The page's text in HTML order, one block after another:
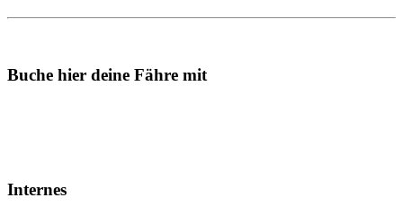
Buche hier deine Fähre mit
Internes